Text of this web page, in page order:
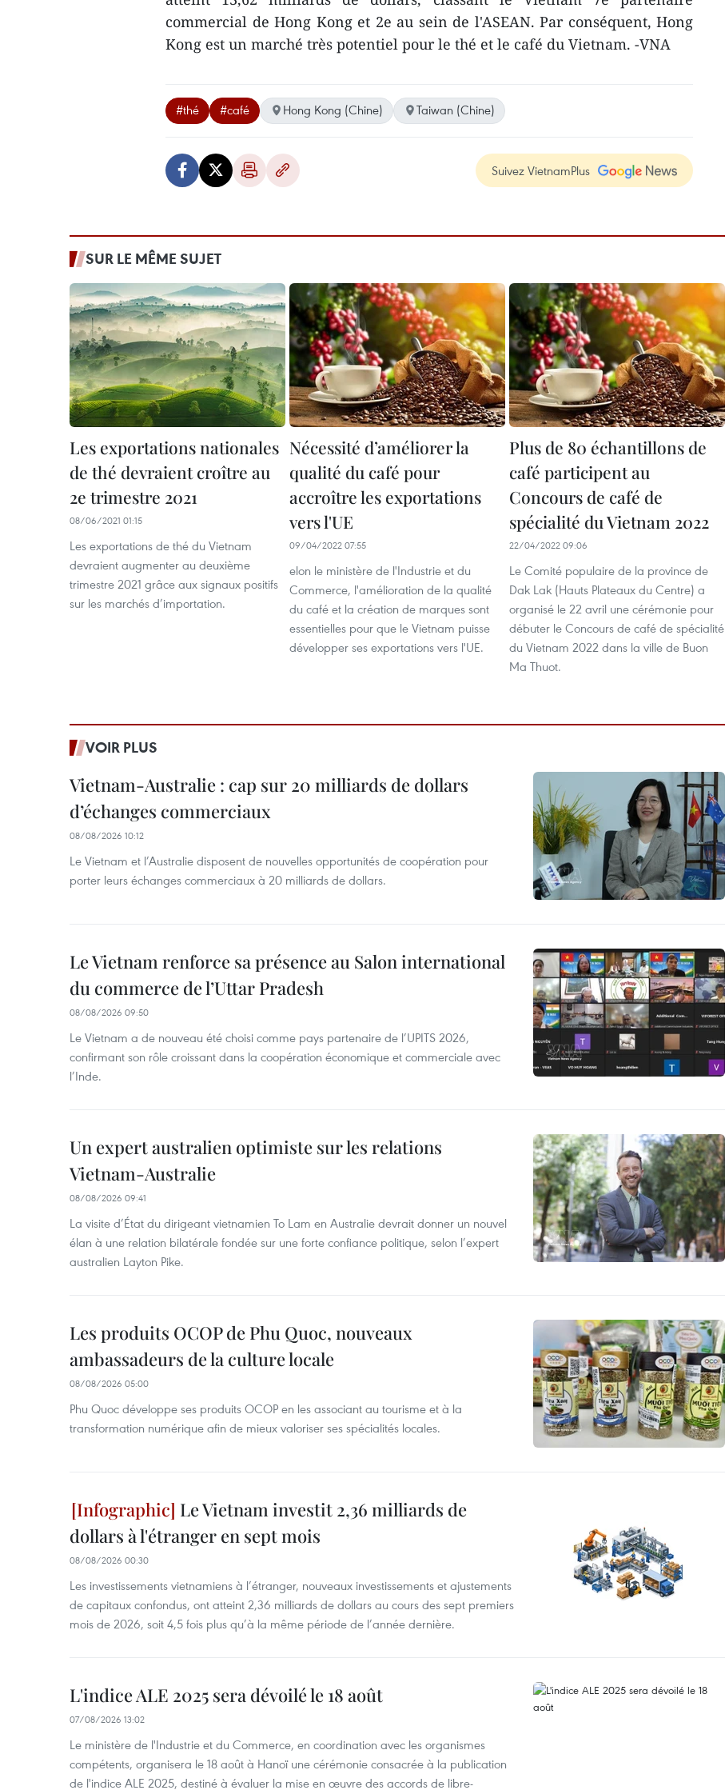
commercial de Hong Kong et 2e au sein de l'ASEAN. Par conséquent, Hong
Kong est un marché très potentiel pour le thé et le café du Vietnam. -VNA
#thé #café Hong Kong (Chine) Taiwan (Chine)
Suivez VietnamPlus
SUR LE MÊME SUJET
Les exportations nationales
de thé devraient croître au
2e trimestre 2021
08/06/2021 01:15
Les exportations de thé du Vietnam
devraient augmenter au deuxième
trimestre 2021 grâce aux signaux positifs
sur les marchés d’importation.
Nécessité d’améliorer la
qualité du café pour
accroître les exportations
vers l'UE
09/04/2022 07:55
elon le ministère de l'Industrie et du
Commerce, l'amélioration de la qualité
du café et la création de marques sont
essentielles pour que le Vietnam puisse
développer ses exportations vers l'UE.
Plus de 80 échantillons de
café participent au
Concours de café de
spécialité du Vietnam 2022
22/04/2022 09:06
Le Comité populaire de la province de
Dak Lak (Hauts Plateaux du Centre) a
organisé le 22 avril une cérémonie pour
débuter le Concours de café de spécialité
du Vietnam 2022 dans la ville de Buon
Ma Thuot.
VOIR PLUS
Vietnam-Australie : cap sur 20 milliards de dollars
d’échanges commerciaux
08/08/2026 10:12
Le Vietnam et l’Australie disposent de nouvelles opportunités de coopération pour
porter leurs échanges commerciaux à 20 milliards de dollars.
Le Vietnam renforce sa présence au Salon international
du commerce de l’Uttar Pradesh
08/08/2026 09:50
Le Vietnam a de nouveau été choisi comme pays partenaire de l’UPITS 2026,
confirmant son rôle croissant dans la coopération économique et commerciale avec
l’Inde.
Un expert australien optimiste sur les relations
Vietnam-Australie
08/08/2026 09:41
La visite d’État du dirigeant vietnamien To Lam en Australie devrait donner un nouvel
élan à une relation bilatérale fondée sur une forte confiance politique, selon l’expert
australien Layton Pike.
Les produits OCOP de Phu Quoc, nouveaux
ambassadeurs de la culture locale
08/08/2026 05:00
Phu Quoc développe ses produits OCOP en les associant au tourisme et à la
transformation numérique afin de mieux valoriser ses spécialités locales.
Le Vietnam investit 2,36 milliards de
dollars à l'étranger en sept mois
08/08/2026 00:30
Les investissements vietnamiens à l’étranger, nouveaux investissements et ajustements
de capitaux confondus, ont atteint 2,36 milliards de dollars au cours des sept premiers
mois de 2026, soit 4,5 fois plus qu’à la même période de l’année dernière.
L'indice ALE 2025 sera dévoilé le 18 août
07/08/2026 13:02
Le ministère de l'Industrie et du Commerce, en coordination avec les organismes
compétents, organisera le 18 août à Hanoï une cérémonie consacrée à la publication
de l'indice ALE 2025, destiné à évaluer la mise en œuvre des accords de libre-